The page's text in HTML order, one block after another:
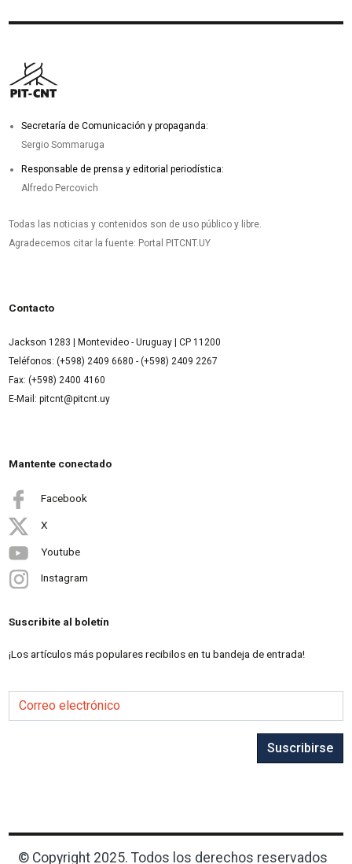
Secretaría de Comunicación y propaganda:
Sergio Sommaruga
Responsable de prensa y editorial periodística:
Alfredo Percovich
Todas las noticias y contenidos son de uso público y libre.
Agradecemos citar la fuente: Portal PITCNT.UY
Contacto
Jackson 1283 | Montevideo - Uruguay | CP 11200
Teléfonos: (+598) 2409 6680 - (+598) 2409 2267
Fax: (+598) 2400 4160
E-Mail: pitcnt@pitcnt.uy
Mantente conectado
Facebook
X
Youtube
Instagram
Suscribite al boletín
¡Los artículos más populares recibilos en tu bandeja de entrada!
Correo electrónico
Suscribirse
© Copyright 2025. Todos los derechos reservados